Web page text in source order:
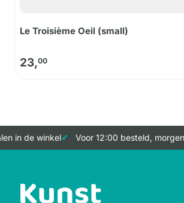
Le Troisième Oeil (small)
23,00
in de winkel Voor 12:00 besteld, morgen